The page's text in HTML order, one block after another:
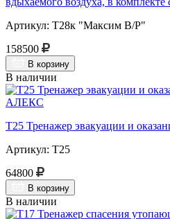
Артикул: Т28к "Максим В/Р"
158500
В корзину
В наличии
Т25 Тренажер эвакуации и
Артикул: Т25
64800
В корзину
В наличии